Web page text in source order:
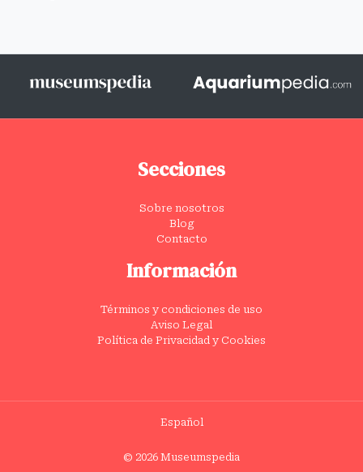
Secciones
Sobre nosotros
Blog
Contacto
Información
Términos y condiciones de uso
Aviso Legal
Política de Privacidad y Cookies
Español
© 2026 Museumspedia